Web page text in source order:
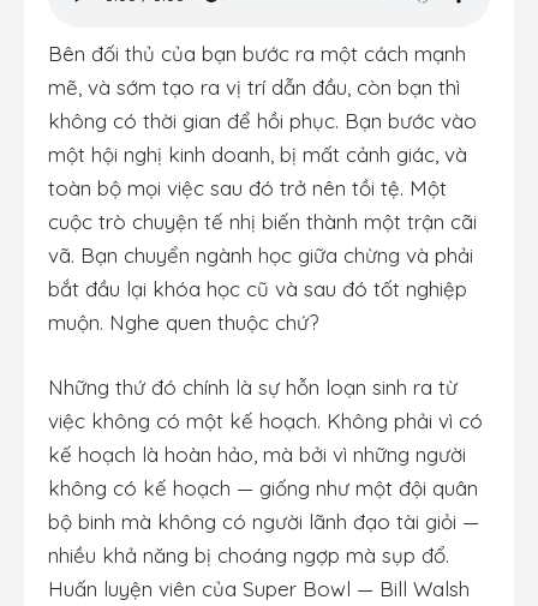
Bên đối thủ của bạn bước ra một cách mạnh
mẽ, và sớm tạo ra vị trí dẫn đầu, còn bạn thì
không có thời gian để hồi phục. Bạn bước vào
một hội nghị kinh doanh, bị mất cảnh giác, và
toàn bộ mọi việc sau đó trở nên tồi tệ. Một
cuộc trò chuyện tế nhị biến thành một trận cãi
vã. Bạn chuyển ngành học giữa chừng và phải
bắt đầu lại khóa học cũ và sau đó tốt nghiệp
muộn. Nghe quen thuộc chứ?
Những thứ đó chính là sự hỗn loạn sinh ra từ
việc không có một kế hoạch. Không phải vì có
kế hoạch là hoàn hảo, mà bởi vì những người
không có kế hoạch — giống như một đội quân
bộ binh mà không có người lãnh đạo tài giỏi —
nhiều khả năng bị choáng ngợp mà sụp đổ.
Huấn luyện viên của Super Bowl — Bill Walsh